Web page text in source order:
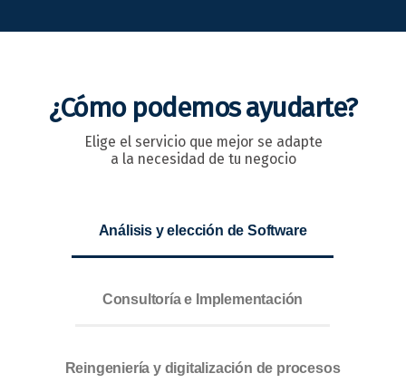
¿Cómo podemos ayudarte?
Elige el servicio que mejor se adapte
a la necesidad de tu negocio
Análisis y elección de Software
Consultoría e Implementación
Reingeniería y digitalización de procesos